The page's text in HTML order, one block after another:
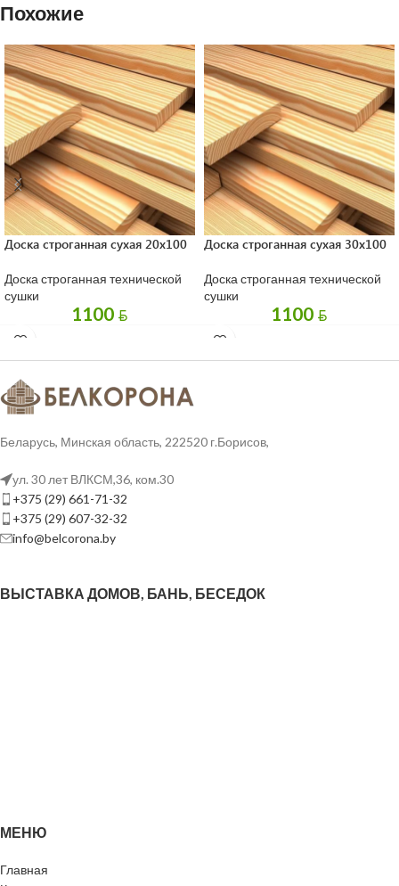
Похожие
Доска строганная сухая 20х100
Доска строганная технической
сушки
1100 BYN
Доска строганная сухая 30х100
Доска строганная технической
сушки
1100 BYN
Беларусь, Минская область, 222520 г.Борисов,
ул. 30 лет ВЛКСМ,36, ком.30
+375 (29) 661-71-32
+375 (29) 607-32-32
info@belcorona.by
ВЫСТАВКА ДОМОВ, БАНЬ, БЕСЕДОК
МЕНЮ
Главная